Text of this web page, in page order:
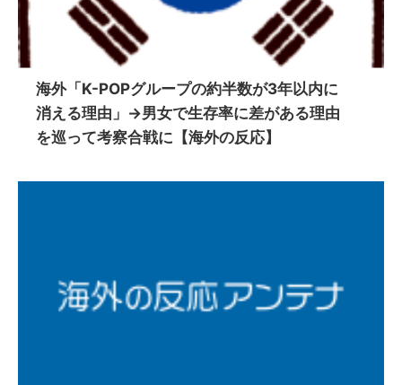
海外「K-POPグループの約半数が3年以内に
消える理由」→男女で生存率に差がある理由
を巡って考察合戦に【海外の反応】